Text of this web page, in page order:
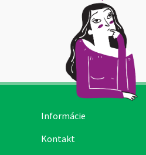
Informácie
Kontakt